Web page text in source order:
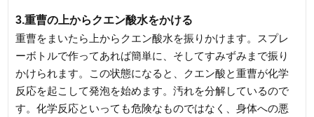
3.重曹の上からクエン酸水をかける
重曹をまいたら上からクエン酸水を振りかけます。スプレ
ーボトルで作ってあれば簡単に、そしてすみずみまで振り
かけられます。この状態になると、クエン酸と重曹が化学
反応を起こして発泡を始めます。汚れを分解しているので
す。化学反応といっても危険なものではなく、身体への悪